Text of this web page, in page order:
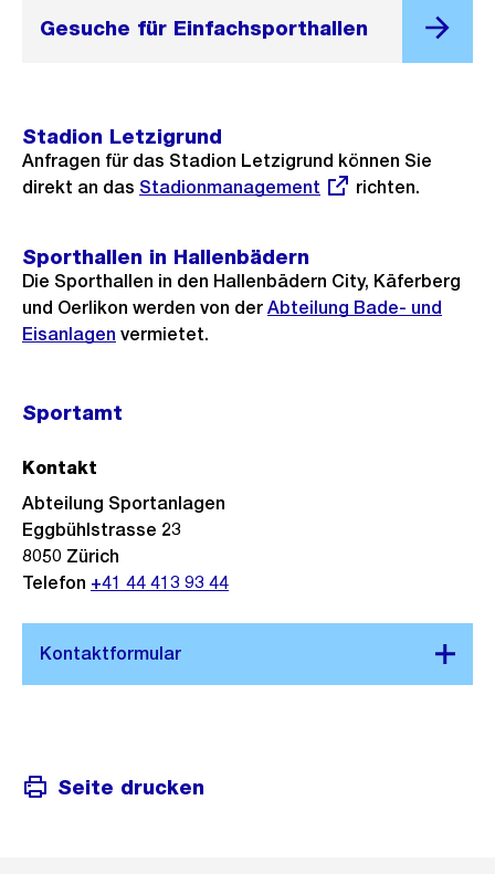
Gesuche für Einfachsporthallen
Stadion Letzigrund
Anfragen für das Stadion Letzigrund können Sie
direkt an das Externer
Stadionmanagement richten.
Sporthallen in Hallenbädern
Die Sporthallen in den Hallenbädern City, Käferberg
und Oerlikon werden von der Abteilung Bade- und
Eisanlagen vermietet.
Sportamt
Kontakt
Abteilung Sportanlagen
Eggbühlstrasse 23
8050 Zürich
Telefon +41 44 413 93 44
Seite drucken